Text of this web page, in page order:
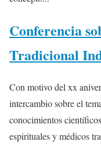
Conferencia
Tradicional
Con motivo del xx
intercambio sobre el
conocimientos
espirituales y médicos